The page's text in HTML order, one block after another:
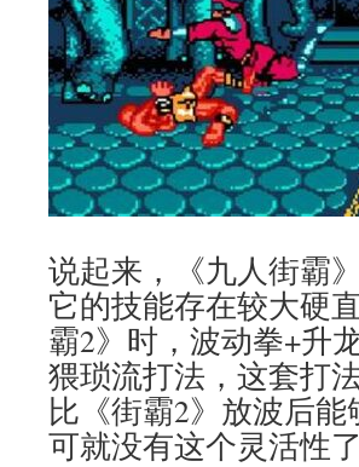
说起来，《九人街霸
它的技能存在较大硬
霸2》时，波动拳+升
猥琐流打法，这套打
比《街霸2》放波后
可就没有这个灵活性了